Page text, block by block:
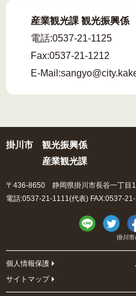
産業観光課 観光振興係
電話:0537-21-1125
Fax:0537-21-1212
E-Mail:
掛川市
観光振興係
産業観光課
〒436-8650 静岡県掛川市長谷一丁目
電話:0537-21-1111(代表) FAX:0537-
掛川市
個人情報保護
サイトマップ